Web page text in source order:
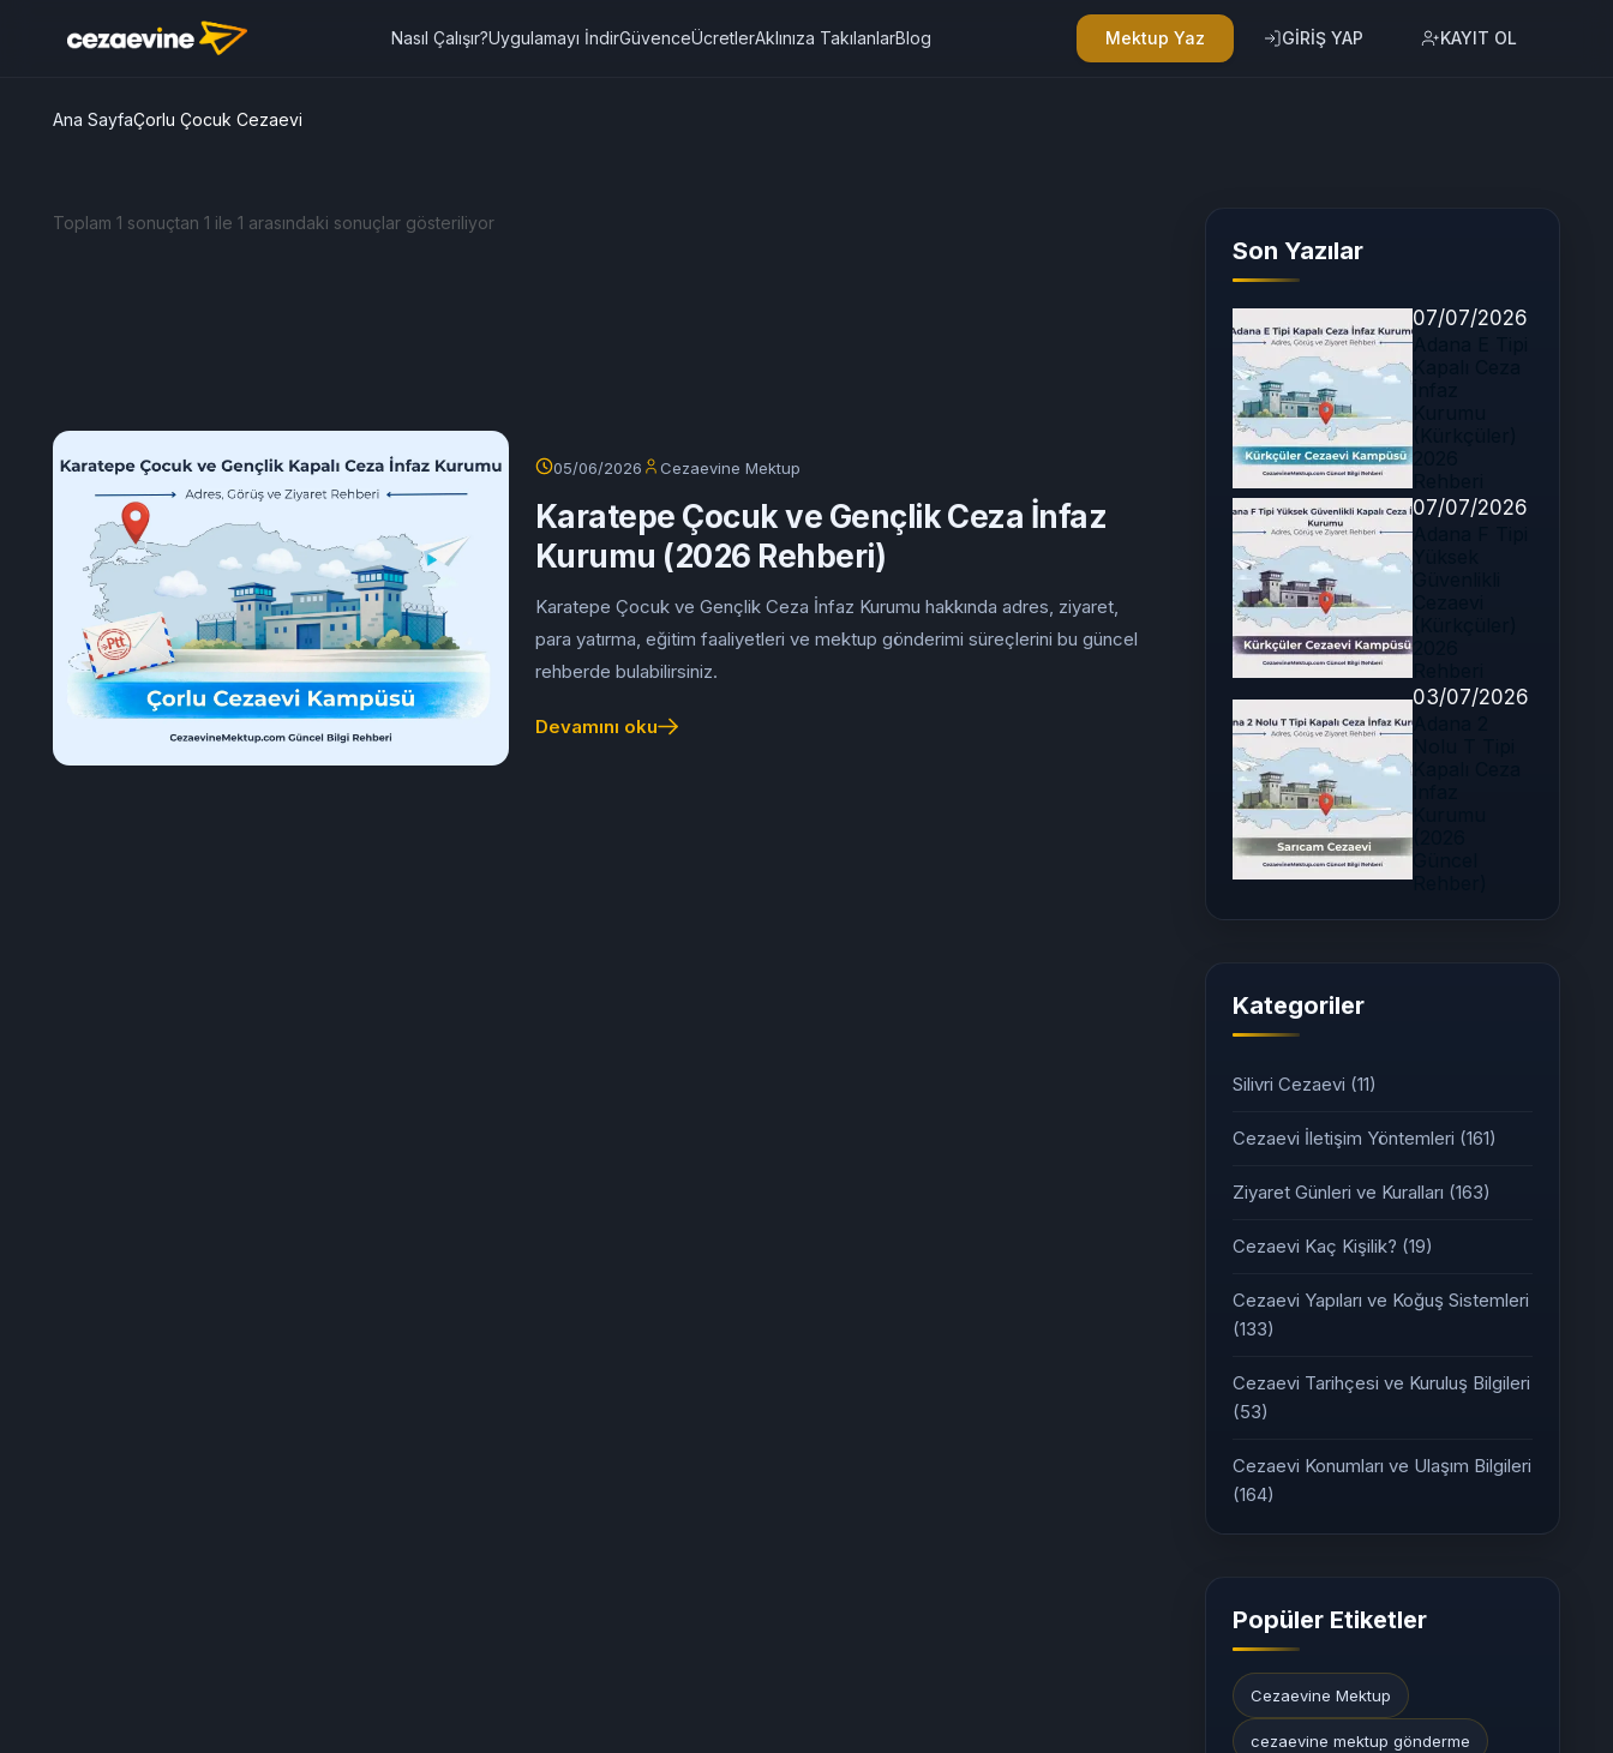
Nasıl Çalışır?Uygulamayı İndirGüvenceÜcretlerAklınıza TakılanlarBlog Mektup Yaz GİRİŞ YAP KAYIT OL
Ana SayfaÇorlu Çocuk Cezaevi
Toplam 1 sonuçtan 1 ile 1 arasındaki sonuçlar gösteriliyor
05/06/2026 Cezaevine Mektup
Karatepe Çocuk ve Gençlik Ceza İnfaz
Kurumu (2026 Rehberi)
Karatepe Çocuk ve Gençlik Ceza İnfaz Kurumu hakkında adres, ziyaret,
para yatırma, eğitim faaliyetleri ve mektup gönderimi süreçlerini bu güncel
rehberde bulabilirsiniz.
Devamını oku
Son Yazılar
07/07/2026
07/07/2026
03/07/2026
Kategoriler
Silivri Cezaevi (11)
Cezaevi İletişim Yöntemleri (161)
Ziyaret Günleri ve Kuralları (163)
Cezaevi Kaç Kişilik? (19)
Cezaevi Yapıları ve Koğuş Sistemleri
(133)
Cezaevi Tarihçesi ve Kuruluş Bilgileri
(53)
Cezaevi Konumları ve Ulaşım Bilgileri
(164)
Popüler Etiketler
Cezaevine Mektup
cezaevine mektup gönderme